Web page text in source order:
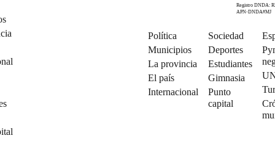
Registro DNDA:
APN-DNDA#MJ
Política
Municipios
La provincia
El país
Internacional
Sociedad
Deportes
Estudiantes
Gimnasia
Punto
capital